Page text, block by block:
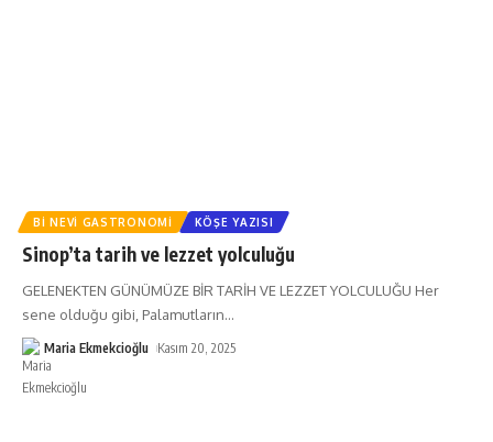
BI NEVI GASTRONOMI KÖŞE YAZISI
Sinop’ta tarih ve lezzet yolculuğu
GELENEKTEN GÜNÜMÜZE BİR TARİH VE LEZZET YOLCULUĞU Her
sene olduğu gibi, Palamutların…
Maria Ekmekcioğlu Kasım 20, 2025